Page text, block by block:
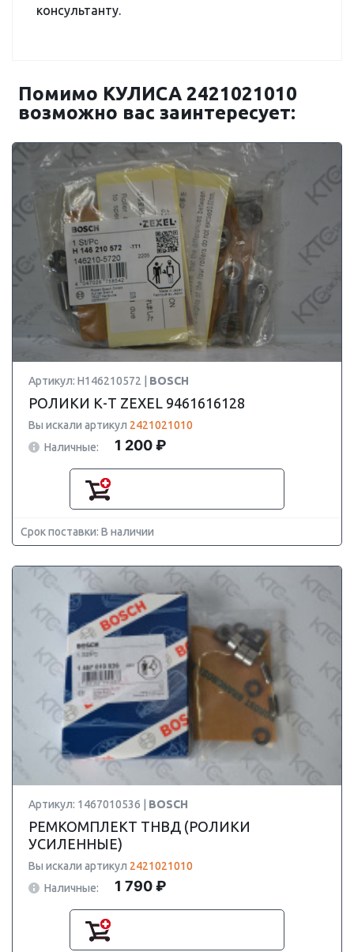
консультанту.
Помимо КУЛИСА 2421021010
возможно вас заинтересует:
Артикул: H146210572 | BOSCH
РОЛИКИ К-Т ZEXEL 9461616128
Вы искали артикул 2421021010
Наличные:
1 200 ₽
Срок поставки: В наличии
Артикул: 1467010536 | BOSCH
РЕМКОМПЛЕКТ ТНВД (РОЛИКИ
УСИЛЕННЫЕ)
Вы искали артикул 2421021010
Наличные:
1 790 ₽